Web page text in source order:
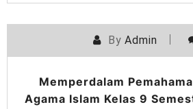
ByAdmin
Memperdalam
Agama Islam Kelas 9